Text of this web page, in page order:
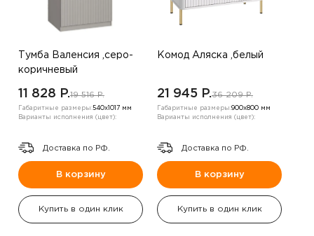
Тумба Валенсия ,серо-
коричневый
11 828 P.19 516 P.
Габаритные размеры:540х1017 мм
Варианты исполнения (цвет):
Доставка по РФ.
В корзину
Купить в один клик
Комод Аляска ,белый
21 945 P.36 209 P.
Габаритные размеры:900х800 мм
Варианты исполнения (цвет):
Доставка по РФ.
В корзину
Купить в один клик